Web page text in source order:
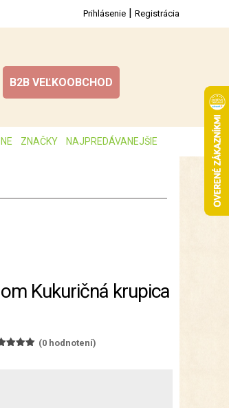
Prihlásenie | Registrácia
B2B VEĽKOOBCHOD
ZNAČKY NAJPREDÁVANEJŠIE
Kukuričná krupica
(0 hodnotení)